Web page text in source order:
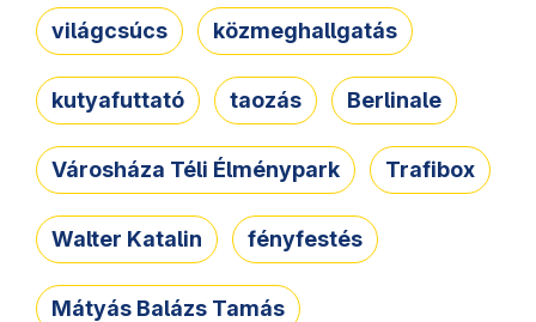
világcsúcs közmeghallgatás
kutyafuttató taozás Berlinale
Városháza Téli Élménypark Trafibox
Walter Katalin fényfestés
Mátyás Balázs Tamás